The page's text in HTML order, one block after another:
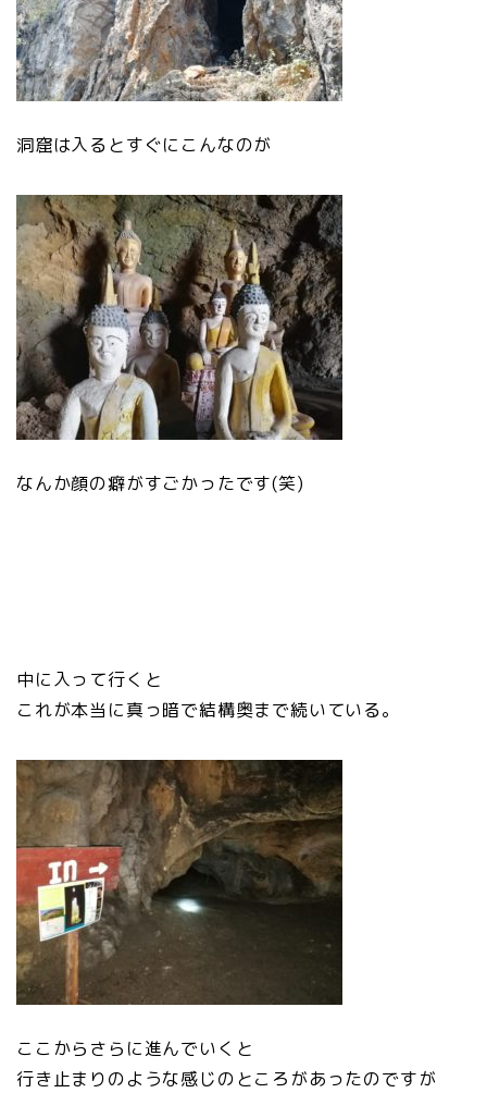
洞窟は入るとすぐにこんなのが
なんか顔の癖がすごかったです(笑)
中に入って行くと
これが本当に真っ暗で結構奥まで続いている。
ここからさらに進んでいくと
行き止まりのような感じのところがあったのですが